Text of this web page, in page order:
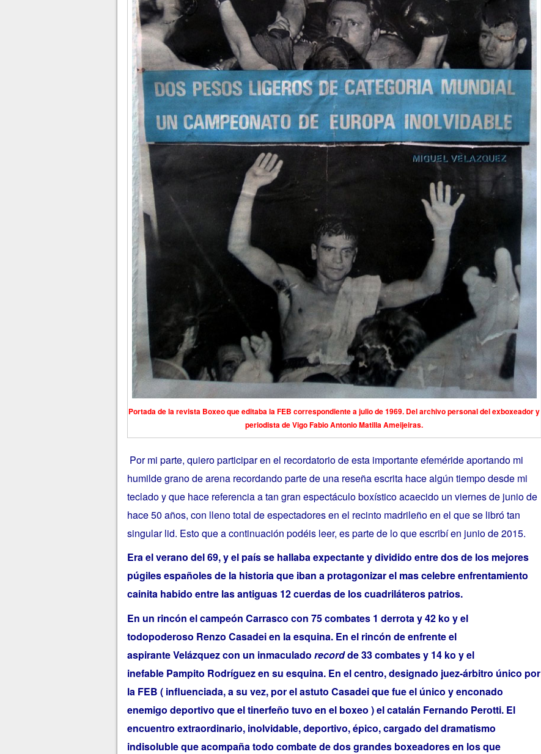
Portada de la revista Boxeo que editaba la FEB correspondiente a julio de 1969. Del archivo personal del exboxeador y
periodista de Vigo Fabio Antonio Matilla Ameijeiras.
Por mi parte, quiero participar en el recordatorio de esta importante efeméride aportando mi
humilde grano de arena recordando parte de una reseña escrita hace algún tiempo desde mi
teclado y que hace referencia a tan gran espectáculo boxístico acaecido un viernes de junio de
hace 50 años, con lleno total de espectadores en el recinto madrileño en el que se libró tan
singular lid. Esto que a continuación podéis leer, es parte de lo que escribí en junio de 2015.
Era el verano del 69, y el país se hallaba expectante y dividido entre dos de los mejores
púgiles españoles de la historia que iban a protagonizar el mas celebre enfrentamiento
cainita habido entre las antiguas 12 cuerdas de los cuadriláteros patrios.
En un rincón el campeón Carrasco con 75 combates 1 derrota y 42 ko y el
todopoderoso Renzo Casadei en la esquina. En el rincón de enfrente el
aspirante Velázquez con un inmaculado recordde 33 combates y 14 ko y el
inefable Pampito Rodríguez en su esquina. En el centro, designado juez-árbitro único por
la FEB ( influenciada, a su vez, por el astuto Casadei que fue el único y enconado
enemigo deportivo que el tinerfeño tuvo en el boxeo ) el catalán Fernando Perotti. El
encuentro extraordinario, inolvidable, deportivo, épico, cargado del dramatismo
indisoluble que acompaña todo combate de dos grandes boxeadores en los que